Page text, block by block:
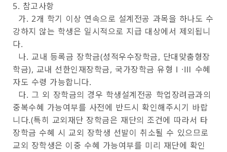
5. 참고사항
가. 2개 학기 이상 연속으로 설계전공 과목을 하나도 수
강하지 않는 학생은 일시적으로 지급 대상에서 제외됩니
다.
나. 교내 등록금 장학금(성적우수장학금, 단대맞춤형장
학금), 교내 선한인재장학금, 국가장학금 유형Ⅰ·Ⅲ 수혜
자도 수령 가능합니다.
다. 그 외 장학금의 경우 학생설계전공 학업장려금과의
중복수혜 가능여부를 사전에 반드시 확인해주시기 바랍
니다.(특히 교외재단 장학금은 재단의 조건에 따라서 타
장학금 수혜 시 교외 장학생 선발이 취소될 수 있으므로
교외 장학생은 이중 수혜 가능여부를 미리 재단에 확인